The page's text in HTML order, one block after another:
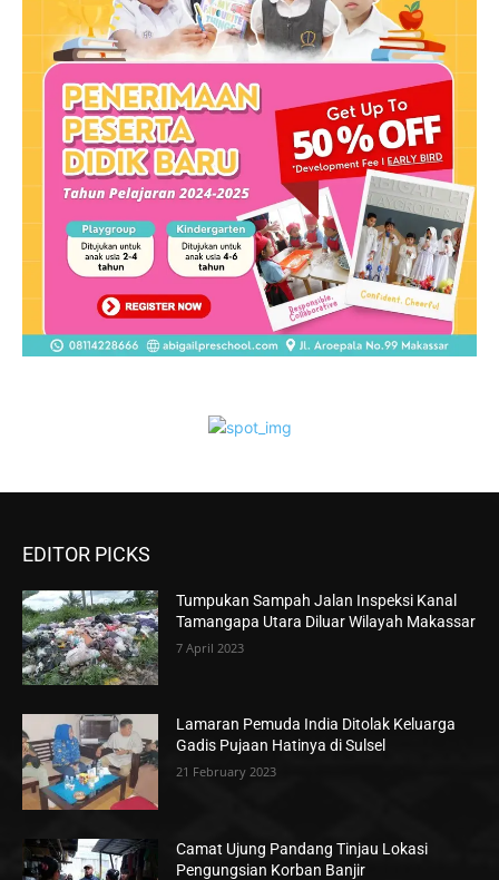
EDITOR PICKS
Tumpukan Sampah Jalan Inspeksi Kanal
Tamangapa Utara Diluar Wilayah Makassar
7 April 2023
Lamaran Pemuda India Ditolak Keluarga
Gadis Pujaan Hatinya di Sulsel
21 February 2023
Camat Ujung Pandang Tinjau Lokasi
Pengungsian Korban Banjir